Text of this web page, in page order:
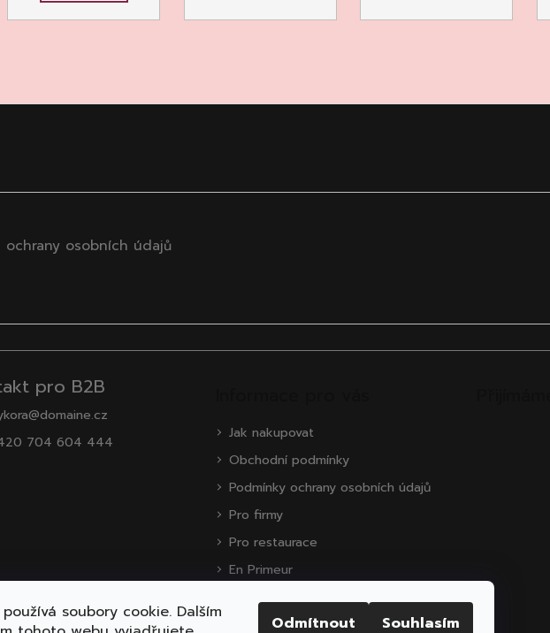
soubory cookie. Dalším
Odmítnout Souhlasím
ochrany osobních údajů
pro B2B
704 604 444
Jak nakupovat
Obchodní podmínky
Podmínky ochrany osobních údajů
Pro firmy
Pro restaurace
En Primeur
Zákaznická podpora